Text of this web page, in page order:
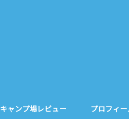
キャンプ場レビュー プロフィー